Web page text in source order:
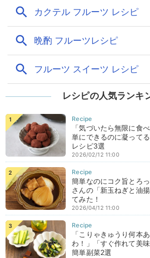
レシピの人気ランキ
「気づいたら無限に食
単にできるのに凝って
レシピ3選
2026/02/12 11:00
簡単なのにコク旨とろ
さんの「新玉ねぎと油
てみた！
2026/04/12 11:00
「こりゃきゅうり何本
わ！」「すぐ作れて美
簡単副菜2選